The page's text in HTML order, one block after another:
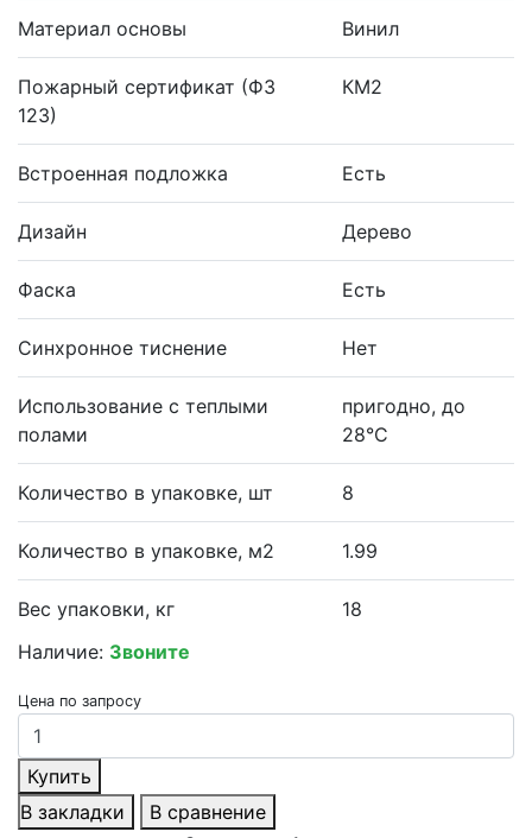
Материал основы Винил
Пожарный сертификат (ФЗ
123)
КМ2
Встроенная подложка Есть
Дизайн Дерево
Фаска Есть
Синхронное тиснение Нет
Использование с теплыми
полами
пригодно, до
28°С
Количество в упаковке, шт 8
Количество в упаковке, м2 1.99
Вес упаковки, кг
18
Наличие: Звоните
Цена по запросу
Купить
В закладки
В сравнение